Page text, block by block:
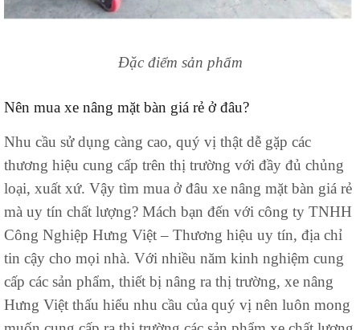
Đặc điểm sản phẩm
Nên mua xe nâng mặt bàn giá rẻ ở đâu?
Nhu cầu sử dụng càng cao, quý vị thật dễ gặp các
thương hiệu cung cấp trên thị trường với đầy đủ chủng
loại, xuất xứ. Vậy tìm mua ở đâu xe nâng mặt bàn giá rẻ
mà uy tín chất lượng? Mách bạn đến với công ty TNHH
Công Nghiệp Hưng Việt – Thương hiệu uy tín, địa chỉ
tin cậy cho mọi nhà. Với nhiều năm kinh nghiệm cung
cấp các sản phẩm, thiết bị nâng ra thị trường, xe nâng
Hưng Việt thấu hiểu nhu cầu của quý vị nên luôn mong